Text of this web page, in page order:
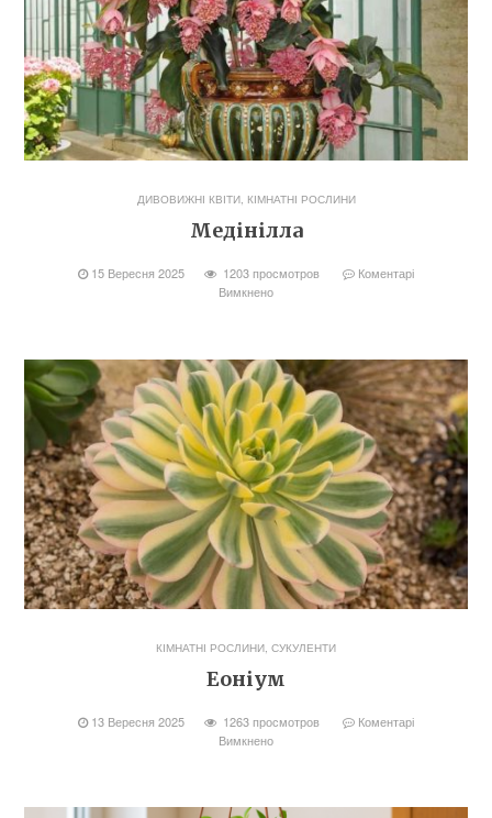
ДИВОВИЖНІ КВІТИ, КІМНАТНІ РОСЛИНИ
Медінілла
15 Вересня 2025 1203 просмотров
Коментарі
Вимкнено
КІМНАТНІ РОСЛИНИ, СУКУЛЕНТИ
Еоніум
13 Вересня 2025 1263 просмотров
Коментарі
Вимкнено